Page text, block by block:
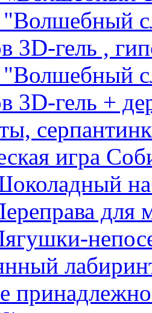
3D-гель ,
3D-гель +
игра
для